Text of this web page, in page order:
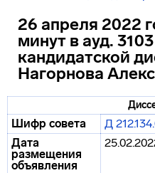
26 апреля 2022
минут в ауд.
кандидатской
Нагорнова
Шифр совета
Д
Дата
размещения
объявления